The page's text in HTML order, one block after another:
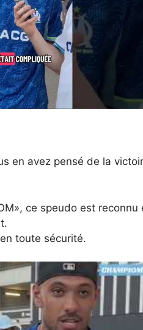
en avez pensé de la
ce speudo est
toute sécurité.